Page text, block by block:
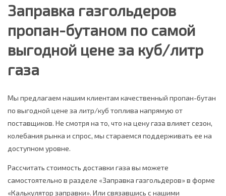
Заправка газгольдеров
пропан-бутаном по самой
выгодной цене за куб/литр
газа
Мы предлагаем нашим клиентам качественный пропан-бутан
по выгодной цене за литр/куб топлива напрямую от
поставщиков. Не смотря на то, что на цену газа влияет сезон,
колебания рынка и спрос, мы стараемся поддерживать ее на
доступном уровне.
Рассчитать стоимость доставки газа вы можете
самостоятельно в разделе «Заправка газгольдеров» в форме
«Калькулятор заправки». Или связавшись с нашими